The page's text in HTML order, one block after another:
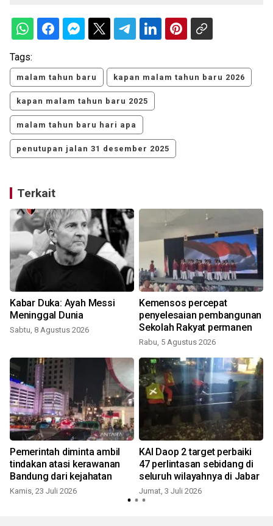
Tags:
malam tahun baru kapan malam tahun baru 2026
kapan malam tahun baru 2025
malam tahun baru hari apa
penutupan jalan 31 desember 2025
Terkait
Kabar Duka: Ayah Messi
Meninggal Dunia
Sabtu, 8 Agustus 2026
Kemensos percepat
penyelesaian pembangunan
Sekolah Rakyat permanen
Rabu, 5 Agustus 2026
Pemerintah diminta ambil
tindakan atasi kerawanan
Bandung dari kejahatan
Kamis, 23 Juli 2026
KAI Daop 2 target perbaiki
47 perlintasan sebidang di
seluruh wilayahnya di Jabar
Jumat, 3 Juli 2026